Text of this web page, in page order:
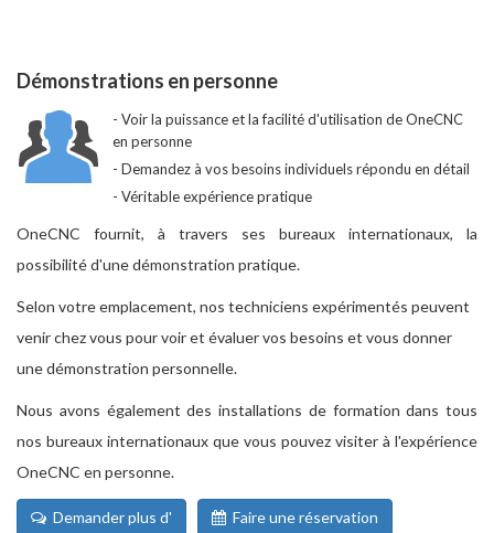
Démonstrations en personne
Voir la puissance et la facilité d'utilisation de OneCNC
en personne
Demandez à vos besoins individuels répondu en détail
Véritable expérience pratique
OneCNC fournit, à travers ses bureaux internationaux, la
possibilité d'une démonstration pratique.
Selon votre emplacement, nos techniciens expérimentés peuvent
venir chez vous pour voir et évaluer vos besoins et vous donner
une démonstration personnelle.
Nous avons également des installations de formation dans tous
nos bureaux internationaux que vous pouvez visiter à l'expérience
OneCNC en personne.
Demander plus d' Faire une réservation